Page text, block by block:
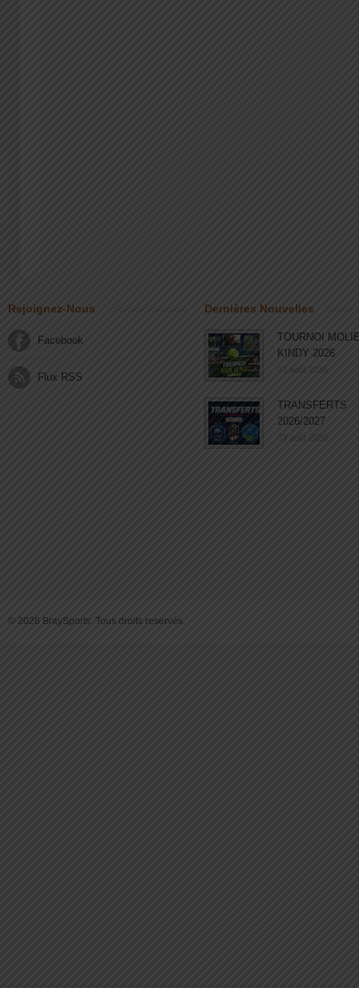
Rejoignez-Nous
Facebook
Flux RSS
Dernières Nouvelles
TOURNOI
KINDY 2026
03 août 2026
TRANSFERTS
2026/2027
03 août 2026
© 2026 BraySports. Tous droits reservés.